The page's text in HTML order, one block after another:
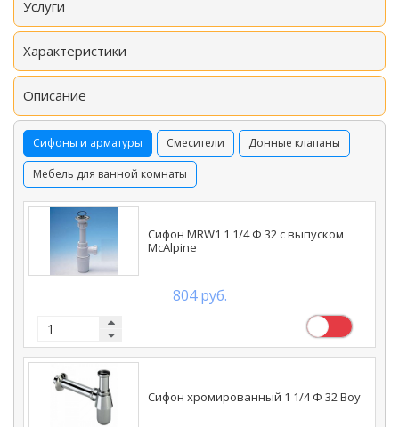
Услуги
Характеристики
Описание
Сифоны и арматуры Смесители Донные клапаны
Мебель для ванной комнаты
Сифон MRW1 1 1/4 Ф 32 с выпуском
McAlpine
804 руб.
Сифон хромированный 1 1/4 Ф 32 Boy